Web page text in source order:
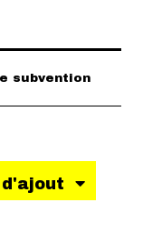
subvention
d'ajout